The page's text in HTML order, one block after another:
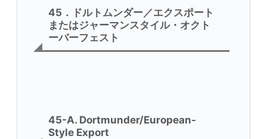
45．ドルトムンダー／エクスポート
またはジャーマンスタイル・オクト
ーバーフェスト
45-A. Dortmunder/European-
Style Export